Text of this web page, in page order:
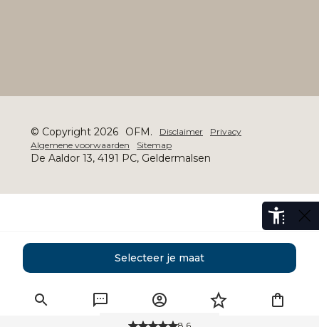
Selecteer je maat
© Copyright 2026 OFM. Disclaimer
Privacy
Algemene voorwaarden
Sitemap
De Aaldor 13, 4191 PC, Geldermalsen